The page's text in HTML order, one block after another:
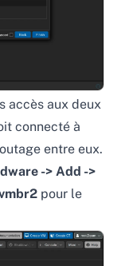
accès aux deux
connecté à
entre eux.
-> Add ->
pour le